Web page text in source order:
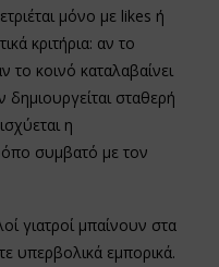
μόνο με likes ή
κριτήρια: αν το
το κοινό καταλαβαίνει
δημιουργείται σταθερή
η
συμβατό με τον
γιατροί μπαίνουν στα
υπερβολικά εμπορικά.